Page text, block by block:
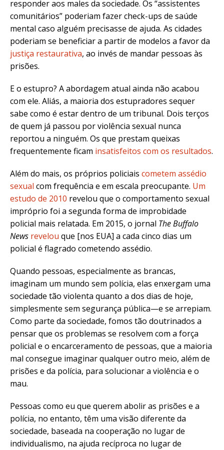
responder aos males da sociedade. Os “assistentes
comunitários” poderiam fazer check-ups de saúde
mental caso alguém precisasse de ajuda. As cidades
poderiam se beneficiar a partir de modelos a favor da
justiça restaurativa, ao invés de mandar pessoas às
prisões.
E o estupro? A abordagem atual ainda não acabou
com ele. Aliás, a maioria dos estupradores sequer
sabe como é estar dentro de um tribunal. Dois terços
de quem já passou por violência sexual nunca
reportou a ninguém. Os que prestam queixas
frequentemente ficam insatisfeitos com os resultados.
Além do mais, os próprios policiais cometem assédio
sexual com frequência e em escala preocupante. Um
estudo de 2010 revelou que o comportamento sexual
impróprio foi a segunda forma de improbidade
policial mais relatada. Em 2015, o jornal The Buffalo
News revelou que [nos EUA] a cada cinco dias um
policial é flagrado cometendo assédio.
Quando pessoas, especialmente as brancas,
imaginam um mundo sem polícia, elas enxergam uma
sociedade tão violenta quanto a dos dias de hoje,
simplesmente sem segurança pública—e se arrepiam.
Como parte da sociedade, fomos tão doutrinados a
pensar que os problemas se resolvem com a força
policial e o encarceramento de pessoas, que a maioria
mal consegue imaginar qualquer outro meio, além de
prisões e da polícia, para solucionar a violência e o
mau.
Pessoas como eu que querem abolir as prisões e a
polícia, no entanto, têm uma visão diferente da
sociedade, baseada na cooperação no lugar de
individualismo, na ajuda recíproca no lugar de